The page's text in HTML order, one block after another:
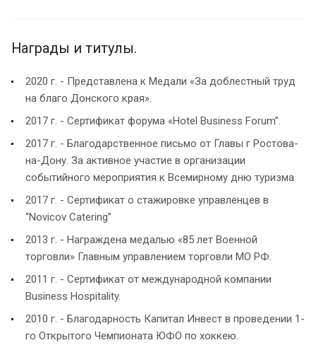
Награды и титулы.
2020 г. - Представлена к Медали «За доблестный труд
на благо Донского края».
2017 г. - Сертификат форума «Hotel Business Forum”.
2017 г. - Благодарственное письмо от Главы г Ростова-
на-Дону. За активное участие в организации
событийного мероприятия к Всемирному дню туризма
2017 г. - Сертификат о стажировке управленцев в
“Novicov Catering”
2013 г. - Награждена медалью «85 лет Военной
торговли» Главным управлением торговли МО РФ.
2011 г. - Сертификат от международной компании
Business Hospitality.
2010 г. - Благодарность Капитал Инвест в проведении 1-
го Открытого Чемпионата ЮФО по хоккею.